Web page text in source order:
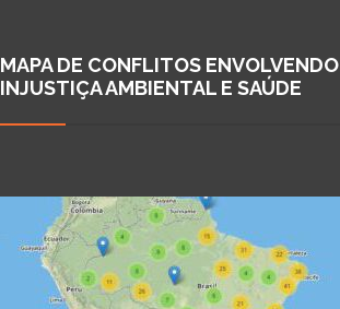
MAPA DE CONFLITOS ENVOLVENDO
INJUSTIÇA AMBIENTAL E SAÚDE